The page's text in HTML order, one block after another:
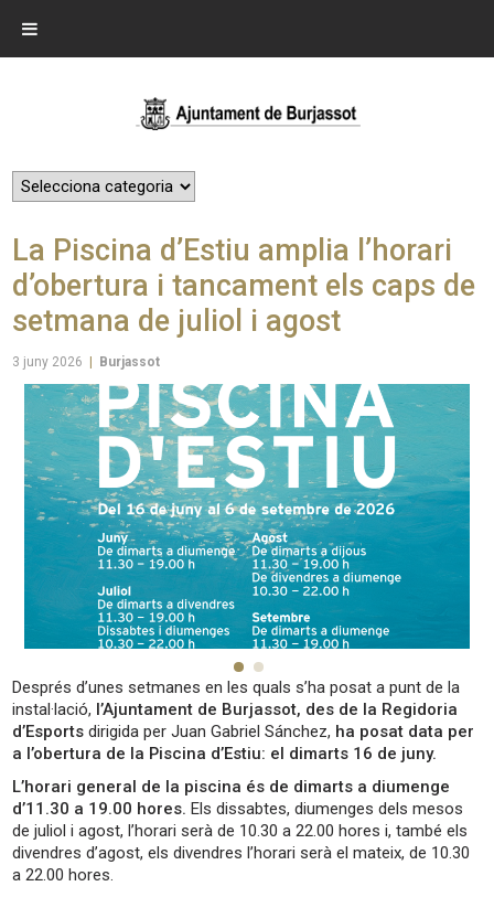
La Piscina d’Estiu amplia l’horari
d’obertura i tancament els caps de
setmana de juliol i agost
3 juny 2026 Burjassot
Després d’unes setmanes en les quals s’ha posat a punt de la
instal·lació, l’Ajuntament de Burjassot, des de la Regidoria
d’Esportsdirigida per Juan Gabriel Sánchez, ha posat data per
a l’obertura de la Piscina d’Estiu: el dimarts 16 de juny.
L’horari general de la piscina és de dimarts a diumenge
d’11.30 a 19.00 hores. Els dissabtes, diumenges dels mesos
de juliol i agost, l’horari serà de 10.30 a 22.00 hores i, també els
divendres d’agost, els divendres l’horari serà el mateix, de 10.30
a 22.00 hores.